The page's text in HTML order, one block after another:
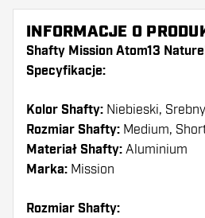
INFORMACJE O
Shafty Mission Atom13
Specyfikacje:
Kolor Shafty: Niebieski, Srebny
Rozmiar Shafty: Medium,
Materiał Shafty: Aluminium
Marka: Mission
Rozmiar Shafty: